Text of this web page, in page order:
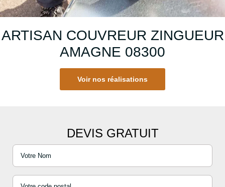
ARTISAN COUVREUR ZINGUEUR
AMAGNE 08300
Voir nos réalisations
DEVIS GRATUIT